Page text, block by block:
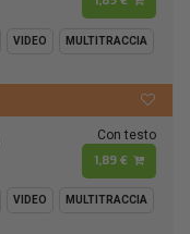
VIDEO MULTITRACCIA
Con testo
1,89 €
VIDEO MULTITRACCIA